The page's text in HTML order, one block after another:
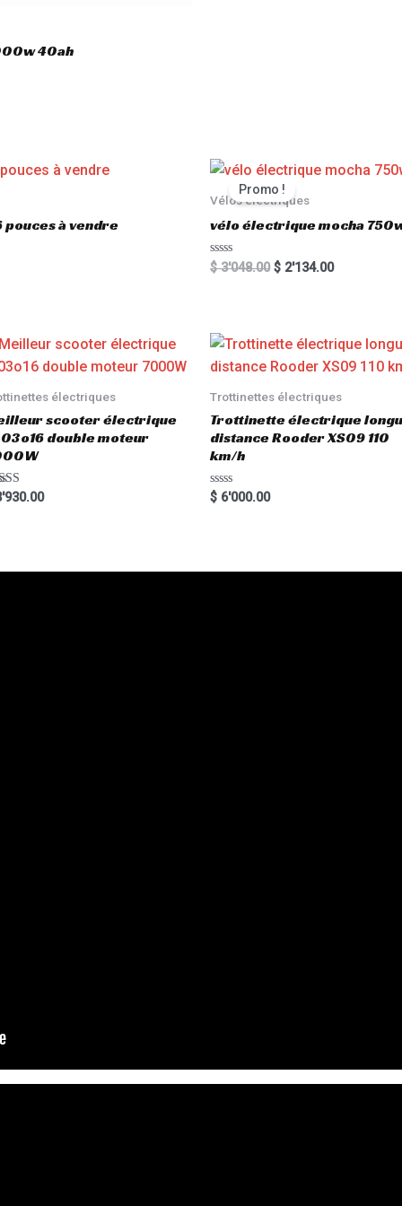
40ah
à vendre
Promo !
Vélos électriques
vélo électrique mocha
R
a
o
u
o
5
$3'048.00 $ 2'134.00
électriques
scooter électrique
double moteur
Trottinettes électriques
Trottinette électrique
distance Rooder XS09 110
km/h
R
a
$ 6'000.00